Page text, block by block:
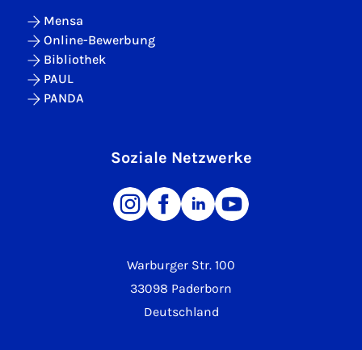
Warburger Str. 100
33098 Paderborn
Deutschland
Mensa
Online-Bewerbung
Bibliothek
PAUL
PANDA
Soziale Netzwerke